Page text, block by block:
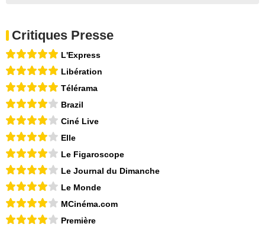
Critiques Presse
L'Express
Libération
Télérama
Brazil
Ciné Live
Elle
Le Figaroscope
Le Journal du Dimanche
Le Monde
MCinéma.com
Première